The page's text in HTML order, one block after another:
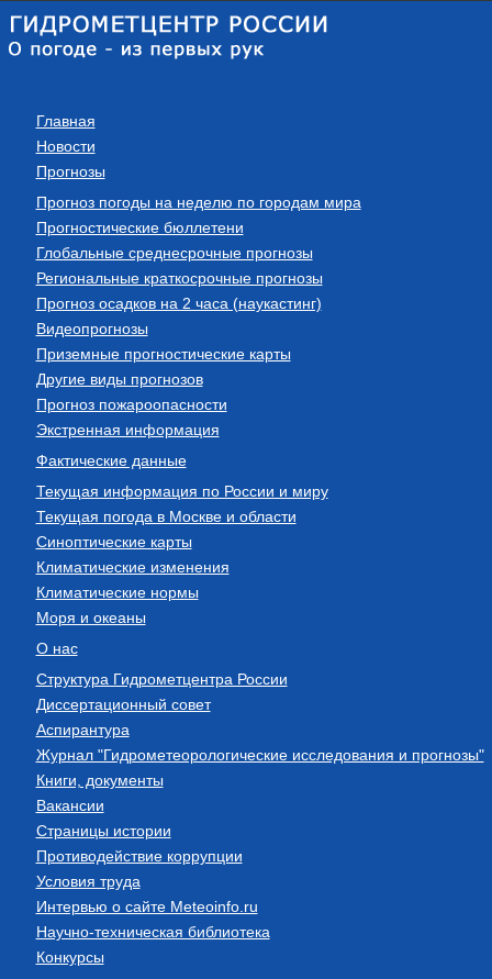
Главная
Новости
Прогнозы
Прогноз погоды на неделю по городам мира
Прогностические бюллетени
Глобальные среднесрочные прогнозы
Региональные краткосрочные прогнозы
Прогноз осадков на 2 часа (наукастинг)
Видеопрогнозы
Приземные прогностические карты
Другие виды прогнозов
Прогноз пожароопасности
Экстренная информация
Фактические данные
Текущая информация по России и миру
Текущая погода в Москве и области
Синоптические карты
Климатические изменения
Климатические нормы
Моря и океаны
О нас
Структура Гидрометцентра России
Диссертационный совет
Аспирантура
Журнал "Гидрометеорологические исследования и прогнозы"
Книги, документы
Вакансии
Страницы истории
Противодействие коррупции
Условия труда
Интервью о сайте Meteoinfo.ru
Научно-техническая библиотека
Конкурсы